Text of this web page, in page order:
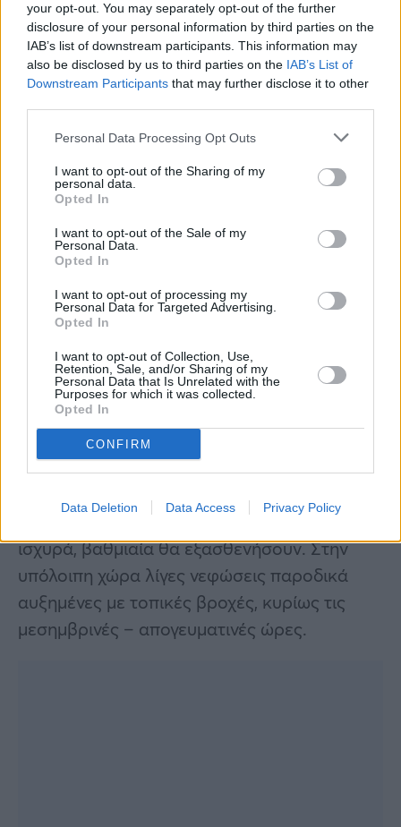
your opt-out. You may separately opt-out of the further
disclosure of your personal information by third parties on the
IAB’s list of downstream participants. This information may
also be disclosed by us to third parties on the IAB’s List of
Downstream Participants that may further disclose it to other
Personal Data Processing Opt Outs
I want to opt-out of the Sharing of my
personal data.
Opted In
I want to opt-out of the Sale of my
Personal Data.
Opted In
I want to opt-out of processing my
Personal Data for Targeted Advertising.
Opted In
I want to opt-out of Collection, Use,
Retention, Sale, and/or Sharing of my
Personal Data that Is Unrelated with the
Purposes for which it was collected.
Opted In
CONFIRM
Data Deletion Data Access Privacy Policy
Όπως ενημερώνει η ΕΜΥ, οι πολίτες μπορούν
του καιρού, μέσα από την ιστοσελίδα της
Πρόγνωση του καιρού μέχρι και για την Τρίτη
(04-03-2025).
Ο καιρός την Παρασκευή
(28/02/2025)
Σύμφωνα με το δελτίο καιρού της ΕΜΥ την
Παρασκευή, στα βόρεια και το Αιγαίο θα
σημειωθούν νεφώσεις με βροχές και κυρίως
στα νησιά του ανατολικού Αιγαίου, τη δυτική
και νότια Κρήτη και τα Δωδεκάνησα
σποραδικές καταιγίδες. Τα φαινόμενα που
μέχρι το μεσημέρι στο ανατολικό Αιγαίο, την
Κρήτη και τα Δωδεκάνησα πιθανόν να είναι
ισχυρά, βαθμιαία θα εξασθενήσουν. Στην
υπόλοιπη χώρα λίγες νεφώσεις παροδικά
αυξημένες με τοπικές βροχές, κυρίως τις
μεσημβρινές – απογευματινές ώρες.